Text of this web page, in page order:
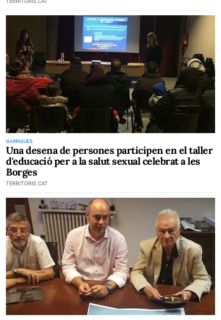
GARRIGUES
Una desena de persones participen en el taller
d'educació per a la salut sexual celebrat a les
Borges
TERRITORIS.CAT